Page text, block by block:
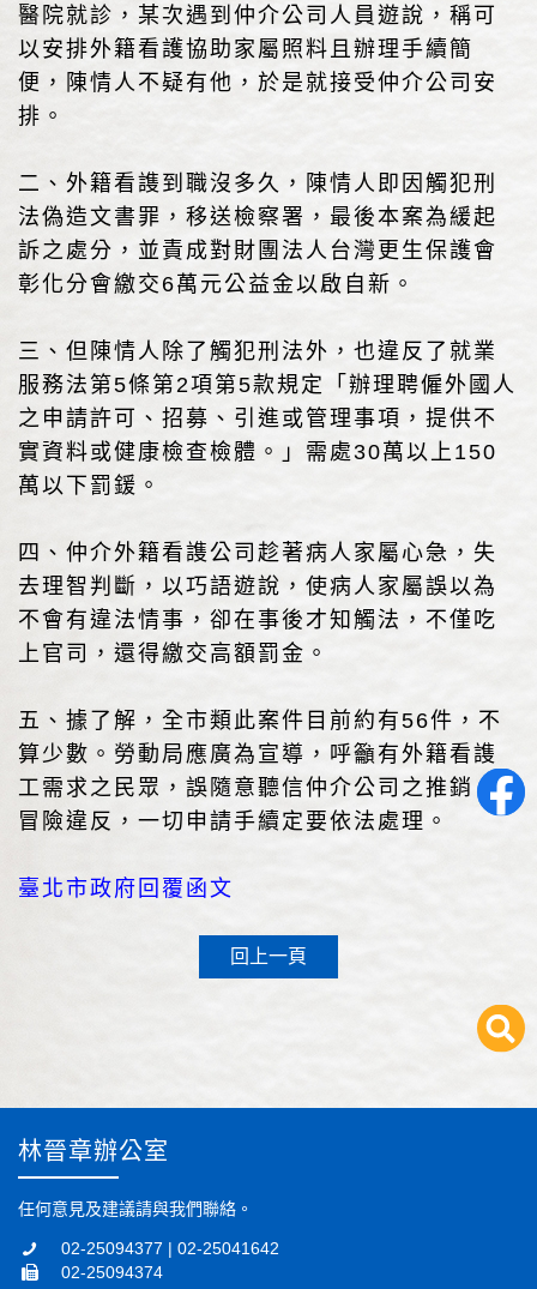
醫院就診，某次遇到仲介公司人員遊說，稱可
以安排外籍看護協助家屬照料且辦理手續簡
便，陳情人不疑有他，於是就接受仲介公司安
排。
二、外籍看謢到職沒多久，陳情人即因觸犯刑
法偽造文書罪，移送檢察署，最後本案為緩起
訴之處分，並責成對財團法人台灣更生保護會
彰化分會繳交6萬元公益金以啟自新。
三、但陳情人除了觸犯刑法外，也違反了就業
服務法第5條第2項第5款規定「辦理聘僱外國人
之申請許可、招募、引進或管理事項，提供不
實資料或健康檢查檢體。」需處30萬以上150
萬以下罰鍰。
四、仲介外籍看謢公司趁著病人家屬心急，失
去理智判斷，以巧語遊說，使病人家屬誤以為
不會有違法情事，卻在事後才知觸法，不僅吃
上官司，還得繳交高額罰金。
五、據了解，全市類此案件目前約有56件，不
算少數。勞動局應廣為宣導，呼籲有外籍看謢
工需求之民眾，誤隨意聽信仲介公司之推銷，
冒險違反，一切申請手續定要依法處理。
臺北市政府回覆函文
回上一頁
林晉章辦公室
任何意見及建議請與我們聯絡。
02-25094377 | 02-25041642
02-25094374